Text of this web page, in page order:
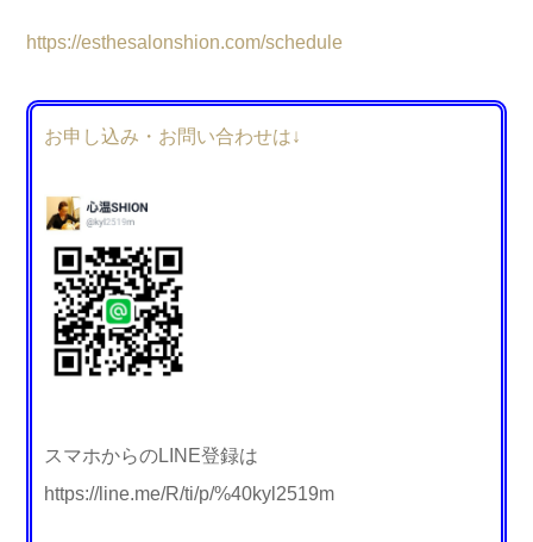
https://esthesalonshion.com/schedule
お申し込み・お問い合わせは↓
スマホからのLINE登録は
https://line.me/R/ti/p/%40kyl2519m